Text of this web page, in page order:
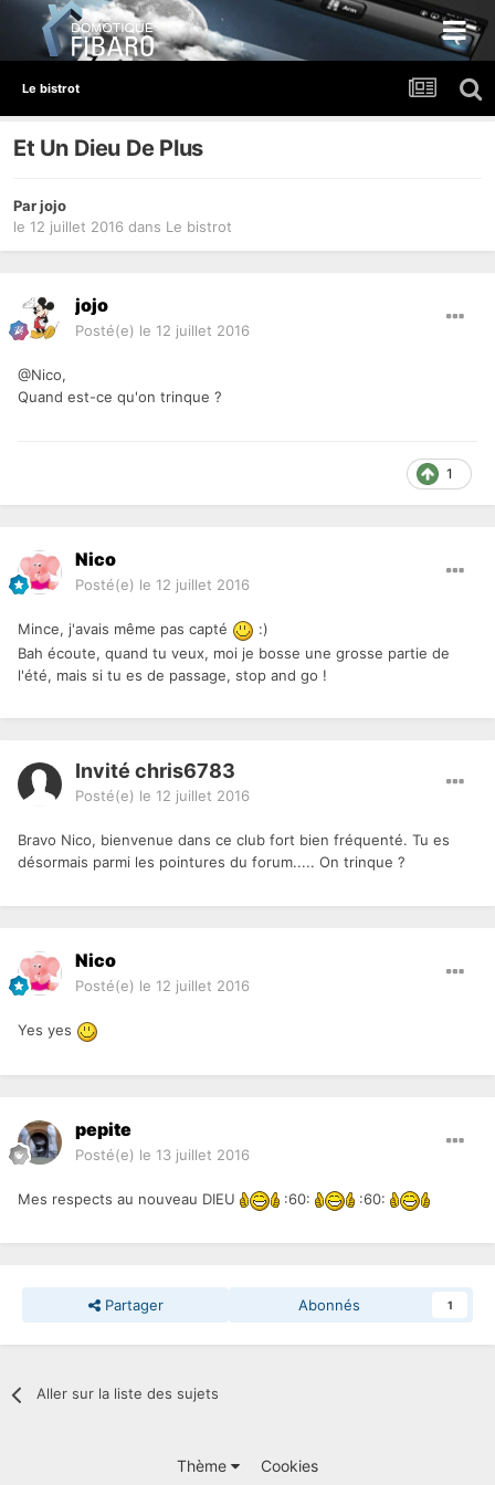
Le bistrot
Et Un Dieu De Plus
Parjojo
le 12 juillet 2016 dans Le bistrot
jojo
Posté(e) le 12 juillet 2016
@Nico,
Quand est-ce qu'on trinque ?
1
Nico
Posté(e) le 12 juillet 2016
Mince, j'avais même pas capté
:)
Bah écoute, quand tu veux, moi je bosse une grosse partie de
l'été, mais si tu es de passage, stop and go !
Invité chris6783
Posté(e) le 12 juillet 2016
Bravo Nico, bienvenue dans ce club fort bien fréquenté. Tu es
désormais parmi les pointures du forum..... On trinque ?
Nico
Posté(e) le 12 juillet 2016
Yes yes
pepite
Posté(e) le 13 juillet 2016
Mes respects au nouveau DIEU :60: :60:
Partager Abonnés 1
Aller sur la liste des sujets
Thème Cookies